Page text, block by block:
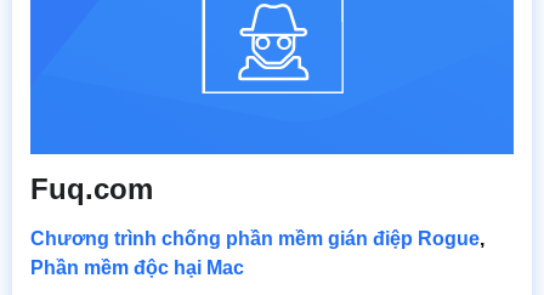
Fuq.com
Chương trình chống phần mềm gián điệp Rogue,
Phần mềm độc hại Mac